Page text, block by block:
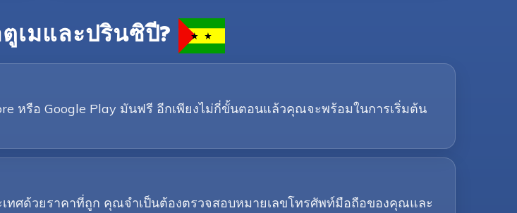
เมและปรินซิปี?
หรือ Google Play มันฟรี อีกเพียงไม่กี่ขั้นตอนแล้วคุณจะพร้อมในการเริ่มต้น
เทศด้วยราคาที่ถูก คุณจำเป็นต้องตรวจสอบหมายเลขโทรศัพท์มือถือของคุณและ